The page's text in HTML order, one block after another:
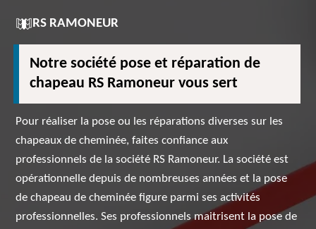
RS RAMONEUR
Notre société pose et réparation de
chapeau RS Ramoneur vous sert
Pour réaliser la pose ou les réparations diverses sur les
chapeaux de cheminée, faites confiance aux
professionnels de la société RS Ramoneur. La société est
opérationnelle depuis de nombreuses années et la pose
de chapeau de cheminée figure parmi ses activités
professionnelles. Ses professionnels maitrisent la pose de